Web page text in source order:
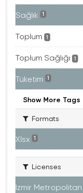
Sağlık 1
Toplum 1
Toplum Sağlığı 1
Tüketim 1
Show More Tags
Formats
Xlsx 1
Licenses
Izmir Metropolitan